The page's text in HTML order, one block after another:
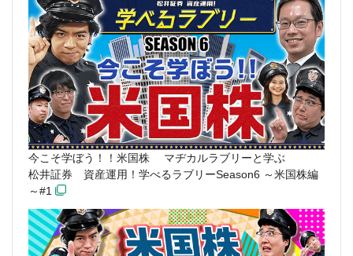
今こそ学ぼう！！米国株 マヂカルラブリーと学ぶ
松井証券 資産運用！学べるラブリーSeason6 ～米国株編
～#1